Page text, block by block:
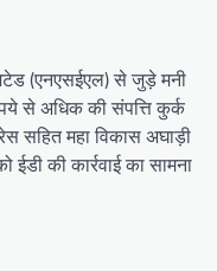
(एनएसईएल) से जुड़े मनी
से अधिक की संपत्ति कुर्क
सहित महा विकास अघाड़ी
की कार्रवाई का सामना